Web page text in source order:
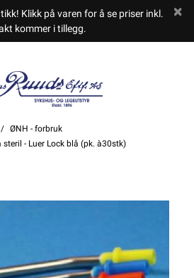
Klikk på varen for å se priser inkl.
kommer i tillegg.
ØNH - forbruk
- Luer Lock blå (pk. à30stk)